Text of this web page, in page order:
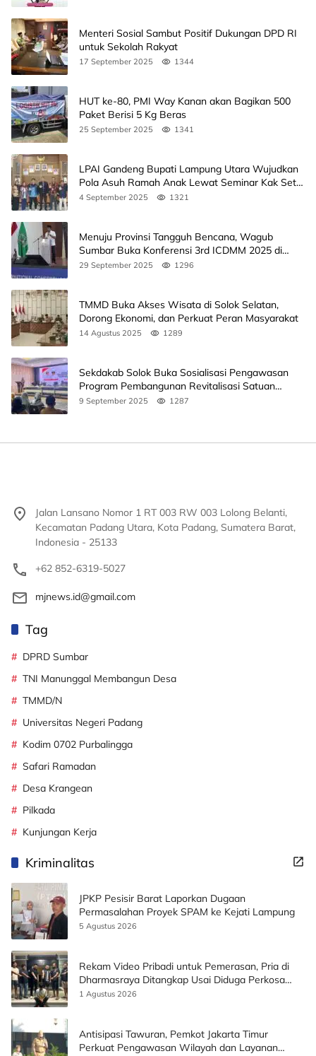
Menteri Sosial Sambut Positif Dukungan DPD RI
untuk Sekolah Rakyat
17 September 2025 1344
HUT ke-80, PMI Way Kanan akan Bagikan 500
Paket Berisi 5 Kg Beras
25 September 2025 1341
LPAI Gandeng Bupati Lampung Utara Wujudkan
Pola Asuh Ramah Anak Lewat Seminar Kak Seto,
Ini Jadwalnya
4 September 2025 1321
Menuju Provinsi Tangguh Bencana, Wagub
Sumbar Buka Konferensi 3rd ICDMM 2025 di
Unand
29 September 2025 1296
TMMD Buka Akses Wisata di Solok Selatan,
Dorong Ekonomi, dan Perkuat Peran Masyarakat
14 Agustus 2025 1289
Sekdakab Solok Buka Sosialisasi Pengawasan
Program Pembangunan Revitalisasi Satuan
Pendidikan
9 September 2025 1287
Jalan Lansano Nomor 1 RT 003 RW 003 Lolong Belanti,
Kecamatan Padang Utara, Kota Padang, Sumatera Barat,
Indonesia - 25133
+62 852-6319-5027
mjnews.id@gmail.com
Tag
DPRD Sumbar
TNI Manunggal Membangun Desa
TMMD/N
Universitas Negeri Padang
Kodim 0702 Purbalingga
Safari Ramadan
Desa Krangean
Pilkada
Kunjungan Kerja
Kriminalitas
JPKP Pesisir Barat Laporkan Dugaan
Permasalahan Proyek SPAM ke Kejati Lampung
5 Agustus 2026
Rekam Video Pribadi untuk Pemerasan, Pria di
Dharmasraya Ditangkap Usai Diduga Perkosa
Korban
1 Agustus 2026
Antisipasi Tawuran, Pemkot Jakarta Timur
Perkuat Pengawasan Wilayah dan Layanan